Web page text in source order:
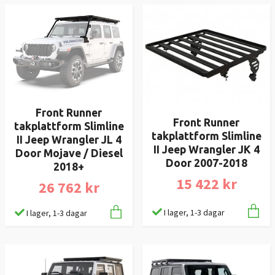
Front Runner
takplattform Slimline
II Jeep Wrangler JL 4
Door Mojave / Diesel
2018+
26 762 kr
I lager, 1-3 dagar
Front Runner
takplattform Slimline
II Jeep Wrangler JK 4
Door 2007-2018
15 422 kr
I lager, 1-3 dagar